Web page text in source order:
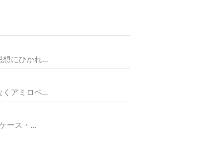
にひかれ...
アミロペ...
ース・...